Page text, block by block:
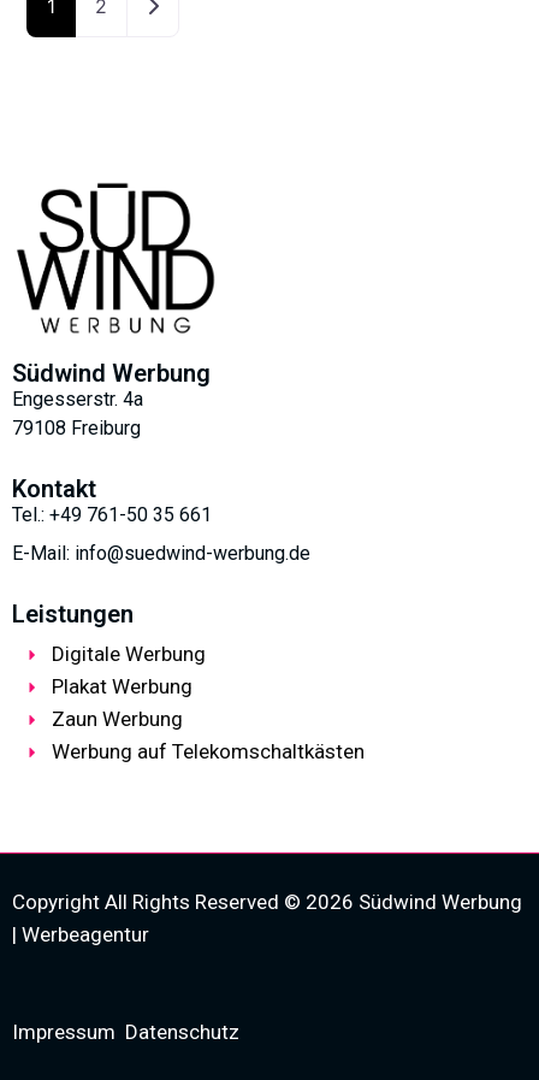
1 2 Ältere Beiträge
Südwind Werbung
Engesserstr. 4a
79108 Freiburg
Kontakt
Tel.: +49 761-50 35 661
E-Mail: info@suedwind-werbung.de
Leistungen
Digitale Werbung
Plakat Werbung
Zaun Werbung
Werbung auf Telekomschaltkästen
Copyright All Rights Reserved © 2026 Südwind Werbung
| Werbeagentur
Impressum Datenschutz